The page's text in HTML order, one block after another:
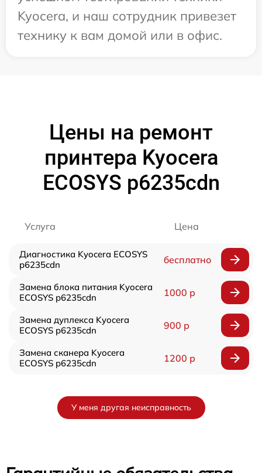
Kyocera, и наш сотрудник привезет
технику к вам домой или в офис.
Цены на ремонт
принтера Kyocera
ECOSYS p6235cdn
Услуга Цена
Диагностика Kyocera ECOSYS
p6235cdn
бесплатно
Замена блока питания Kyocera
ECOSYS p6235cdn
1000 р
Замена дуплекса Kyocera
ECOSYS p6235cdn
900 р
Замена сканера Kyocera
ECOSYS p6235cdn
1200 р
У меня другая неисправность